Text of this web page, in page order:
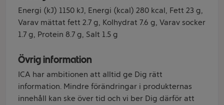
Energi (kJ) 1150 kJ, Energi (kcal) 280 kcal, Fett 23 g,
Varav mättat fett 2.7 g, Kolhydrat 7.6 g, Varav socker
1.7 g, Protein 8.7 g, Salt 1.5 g
Övrig information
ICA har ambitionen att alltid ge Dig rätt
information. Mindre förändringar i produkternas
innehåll kan ske över tid och vi ber Dig därför att